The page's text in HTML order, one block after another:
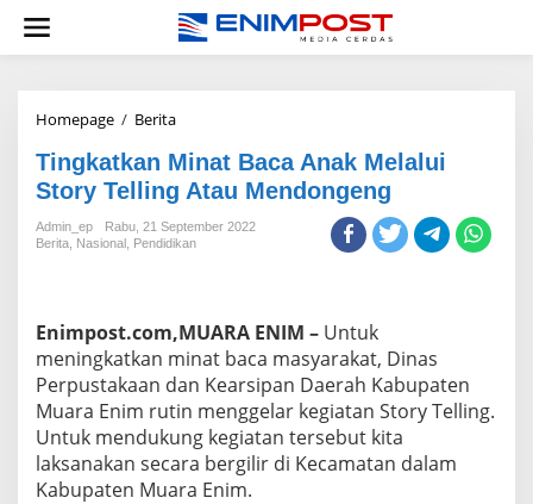
konten
Homepage / BeritaTingkatkan
Baca
Anak
Melalui
Story
Telling
Tingkatkan Minat Baca Anak Melalui
Story Telling Atau Mendongeng
Admin_ep
Rabu, 21 September 2022
Berita Nasional Pendidikan
Enimpost.com,MUARA ENIM – Untuk
meningkatkan minat baca masyarakat, Dinas
Perpustakaan dan Kearsipan Daerah Kabupaten
Muara Enim rutin menggelar kegiatan Story Telling.
Untuk mendukung kegiatan tersebut kita
laksanakan secara bergilir di Kecamatan dalam
Kabupaten Muara Enim.